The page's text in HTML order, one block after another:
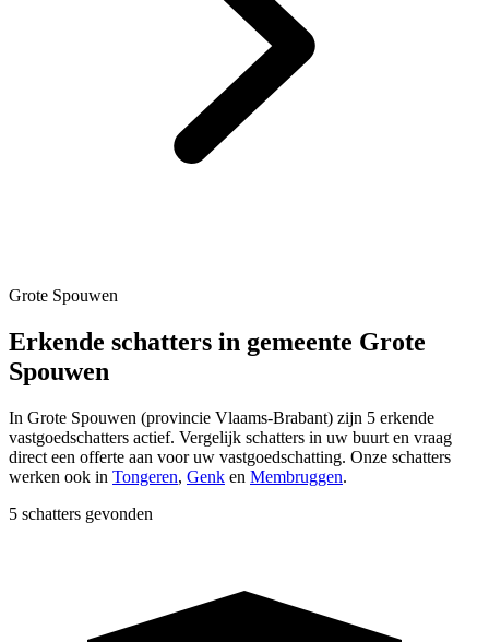
Grote Spouwen
Erkende schatters in gemeente Grote
Spouwen
In Grote Spouwen (provincie Vlaams-Brabant) zijn 5 erkende
vastgoedschatters actief. Vergelijk schatters in uw buurt en vraag
direct een offerte aan voor uw vastgoedschatting. Onze schatters
werken ook in Tongeren, Genk en Membruggen.
5 schatters gevonden